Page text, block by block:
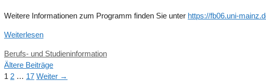
Weitere Informationen zum Programm finden Sie unter https://fb06.uni-
Weiterlesen
Kategorien
Berufs- und Studieninformation
Ältere Beiträge
Seite
1 Seite
2 … Seite
17 Weiter →